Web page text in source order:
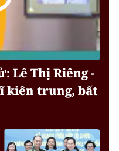
Lê Thị Riêng -
kiên trung, bất